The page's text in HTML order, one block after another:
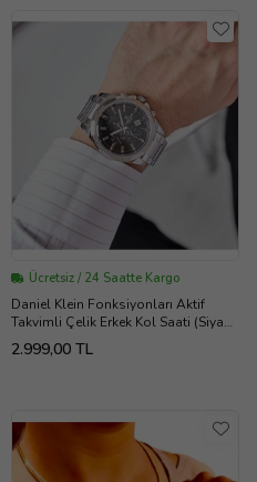
Ücretsiz / 24 Saatte Kargo
Daniel Klein Fonksiyonları Aktif
Takvimli Çelik Erkek Kol Saati (Siyah
- Gümüş)
2.999,00 TL